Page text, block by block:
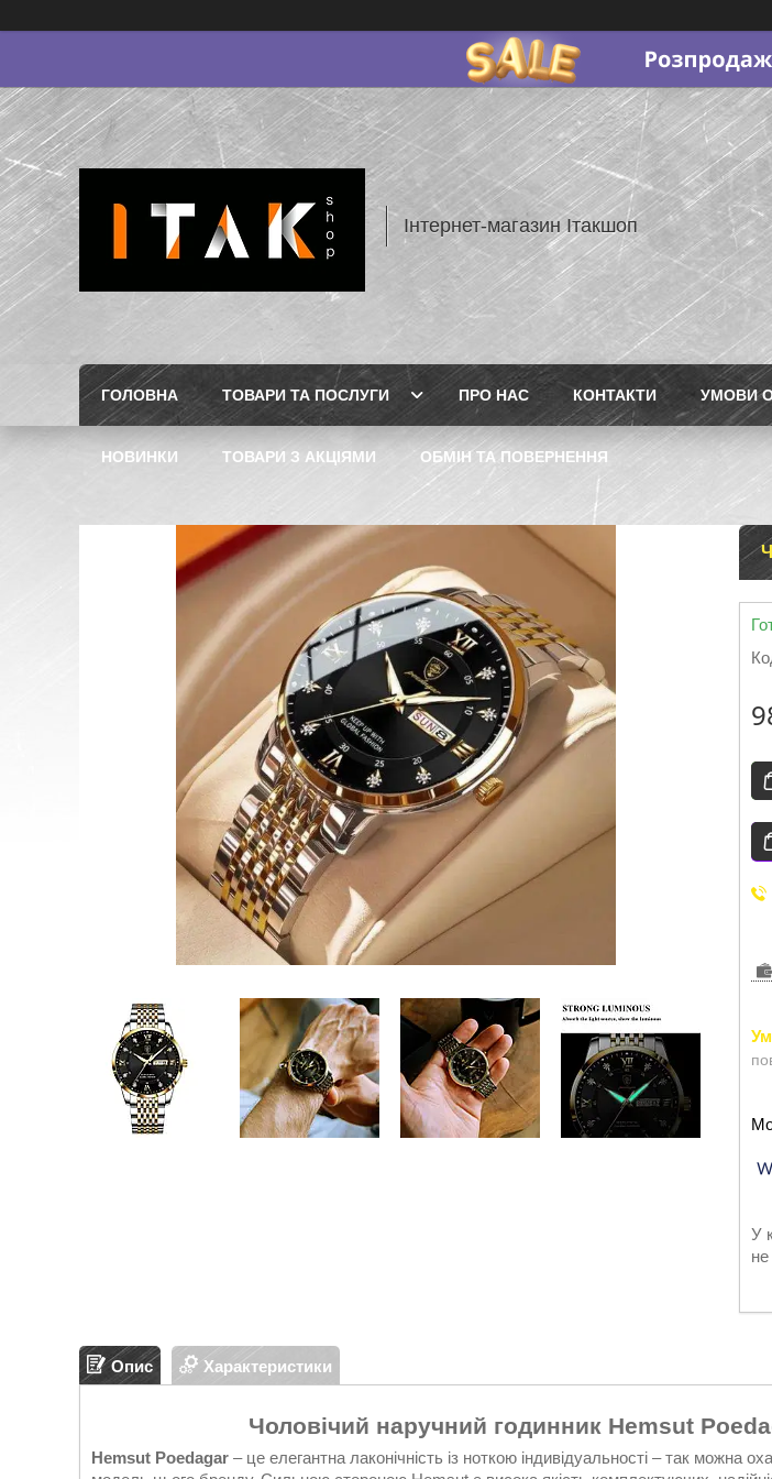
Інтернет-магазин Ітакшоп
ГОЛОВНА ТОВАРИ ТА ПОСЛУГИ ПРО НАС КОНТАКТИ УМОВИ
НОВИНКИ ТОВАРИ З АКЦІЯМИ ОБМІН ТА ПОВЕРНЕННЯ
У
Опис Характеристики
Чоловічий наручний годинник Hemsut
Hemsut Poedagar – це елегантна лаконічність із ноткою індивідуальності – так можна